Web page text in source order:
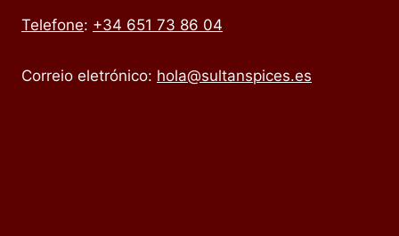
Telefone: +34 651 73 86 04
Correio eletrónico: hola@sultanspices.es